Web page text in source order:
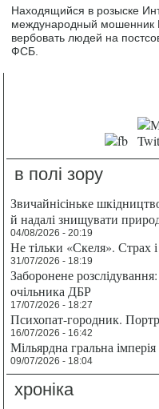
Находящийся в розыске
международный мошенник
вербовать людей на
ФСБ.
в полі зору
Звичайнісіньке
й надалі знищувати
04/08/2026 - 20:19
Не тільки «Скеля».
31/07/2026 - 18:19
Заборонене
очільника ДБР
17/07/2026 - 18:27
Психопат-городник.
16/07/2026 - 16:42
Мільярдна гральна
09/07/2026 - 18:04
хроніка